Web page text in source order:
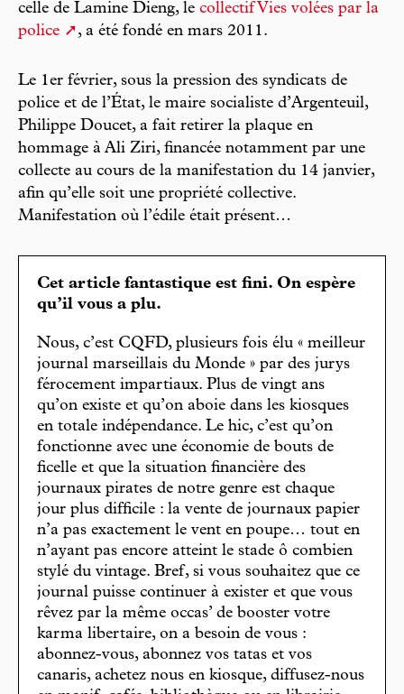
celle de Lamine Dieng, le collectif Vies volées par la
police
, a été fondé en mars 2011.
Le 1er février, sous la pression des syndicats de
police et de l’État, le maire socialiste d’Argenteuil,
Philippe Doucet, a fait retirer la plaque en
hommage à Ali Ziri, financée notamment par une
collecte au cours de la manifestation du 14 janvier,
afin qu’elle soit une propriété collective.
Manifestation où l’édile était présent…
Cet article fantastique est fini. On espère
qu’il vous a plu.
Nous, c’est CQFD, plusieurs fois élu « meilleur
journal marseillais du Monde » par des jurys
férocement impartiaux. Plus de vingt ans
qu’on existe et qu’on aboie dans les kiosques
en totale indépendance. Le hic, c’est qu’on
fonctionne avec une économie de bouts de
ficelle et que la situation financière des
journaux pirates de notre genre est chaque
jour plus difficile : la vente de journaux papier
n’a pas exactement le vent en poupe… tout en
n’ayant pas encore atteint le stade ô combien
stylé du vintage. Bref, si vous souhaitez que ce
journal puisse continuer à exister et que vous
rêvez par la même occas’ de booster votre
karma libertaire, on a besoin de vous :
abonnez-vous, abonnez vos tatas et vos
canaris, achetez nous en kiosque, diffusez-nous